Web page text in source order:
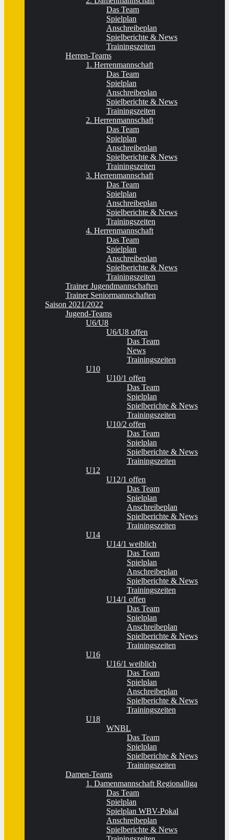
Das Team
Spielplan
Anschreibeplan
Spielberichte & News
Trainingszeiten
Herren-Teams
1. Herrenmannschaft
Das Team
Spielplan
Anschreibeplan
Spielberichte & News
Trainingszeiten
2. Herrenmannschaft
Das Team
Spielplan
Anschreibeplan
Spielberichte & News
Trainingszeiten
3. Herrenmannschaft
Das Team
Spielplan
Anschreibeplan
Spielberichte & News
Trainingszeiten
4. Herrenmannschaft
Das Team
Spielplan
Anschreibeplan
Spielberichte & News
Trainingszeiten
Trainer Jugendmannschaften
Trainer Seniormannschaften
Saison 2021/2022
Jugend-Teams
U6/U8
U6/U8 offen
Das Team
News
Trainingszeiten
U10
U10/1 offen
Das Team
Spielplan
Spielberichte & News
Trainingszeiten
U10/2 offen
Das Team
Spielplan
Spielberichte & News
Trainingszeiten
U12
U12/1 offen
Das Team
Spielplan
Anschreibeplan
Spielberichte & News
Trainingszeiten
U14
U14/1 weiblich
Das Team
Spielplan
Anschreibeplan
Spielberichte & News
Trainingszeiten
U14/1 offen
Das Team
Spielplan
Anschreibeplan
Spielberichte & News
Trainingszeiten
U16
U16/1 weiblich
Das Team
Spielplan
Anschreibeplan
Spielberichte & News
Trainingszeiten
U18
WNBL
Das Team
Spielplan
Spielberichte & News
Trainingszeiten
Damen-Teams
1. Damenmannschaft Regionalliga
Das Team
Spielplan
Spielplan WBV-Pokal
Anschreibeplan
Spielberichte & News